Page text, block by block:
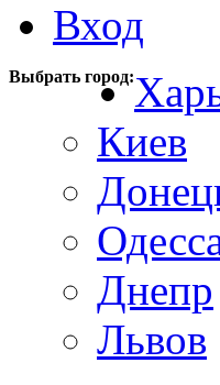
Вход
Выбрать город:
Киев
Днепр
Львов